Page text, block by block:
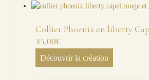
Collier Phoenix en liberty
35,00€
Découvrir la création